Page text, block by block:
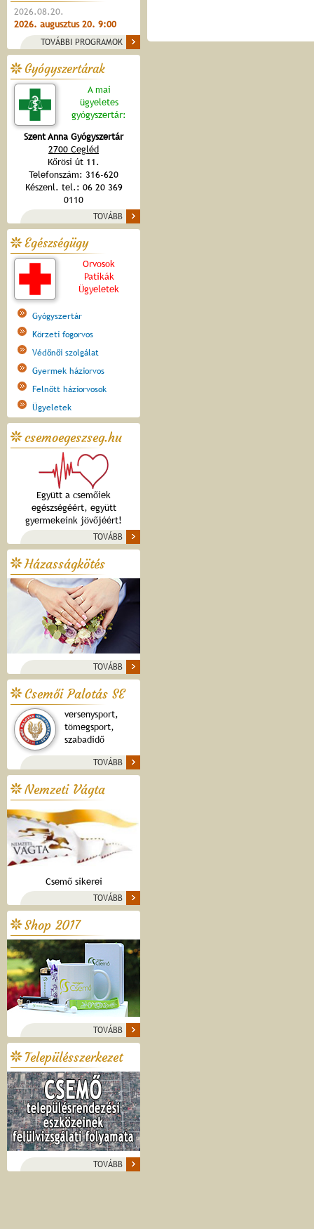
2026.08.20.
2026. augusztus 20. 9:00
TOVÁBBI PROGRAMOK
Gyógyszertárak
A mai
ügyeletes
gyógyszertár:
Szent Anna Gyógyszertár
2700 Cegléd
Kőrösi út 11.
Telefonszám: 316-620
Készenl. tel.: 06 20 369
0110
TOVÁBB
Egészségügy
Orvosok
Patikák
Ügyeletek
Gyógyszertár
Körzeti fogorvos
Védőnői szolgálat
Gyermek háziorvos
Felnőtt háziorvosok
Ügyeletek
csemoegeszseg.hu
Együtt a csemőiek
egészségéért, együtt
gyermekeink jövőjéért!
TOVÁBB
Házasságkötés
TOVÁBB
Csemői Palotás SE
versenysport,
tömegsport,
szabadidő
TOVÁBB
Nemzeti Vágta
Csemő sikerei
TOVÁBB
Shop 2017
TOVÁBB
Településszerkezet
TOVÁBB